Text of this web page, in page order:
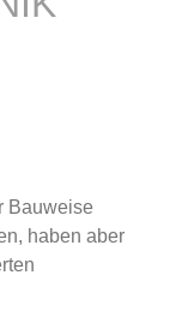
Bauweise
haben aber